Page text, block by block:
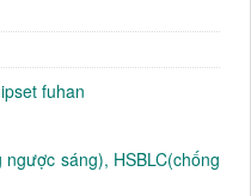
fuhan
sáng), HSBLC(chống